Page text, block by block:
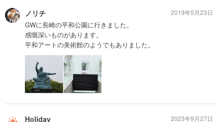
ノリチ
GWに長崎の平和公園に行きました。
感慨深いものがあります。
平和アートの美術館のようでもありました。
2019年5月23日
Holiday 2023年9月27日